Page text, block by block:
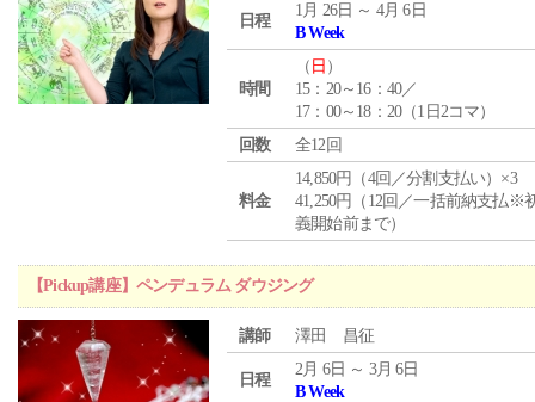
日程
1月 26日 ～ 4月 6日
B Week
時間
（ 日 ）
15：20～16：40／
17：00～18：20（1日2コマ）
回数
全12回
料金
14,850円（4回／分割支払い）×3
41,250円（12回／一括前納支払※
義開始前まで）
【Pickup講座】ペンデュラム ダウジング
講師 澤田 昌征
日程
2月 6日 ～ 3月 6日
B Week